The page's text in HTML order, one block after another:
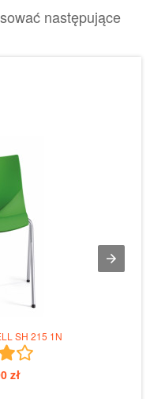
następujące
SH 215 1N
zł